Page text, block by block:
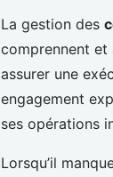
La gestion des
comprennent et
assurer une
engagement
ses opérations
Lorsqu’il